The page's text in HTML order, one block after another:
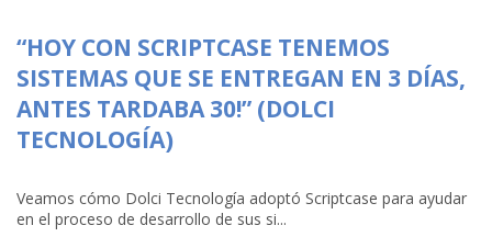
“HOY CON SCRIPTCASE TENEMOS
SISTEMAS QUE SE ENTREGAN EN 3 DÍAS,
ANTES TARDABA 30!” (DOLCI
TECNOLOGÍA)
Veamos cómo Dolci Tecnología adoptó Scriptcase para ayudar
en el proceso de desarrollo de sus si...